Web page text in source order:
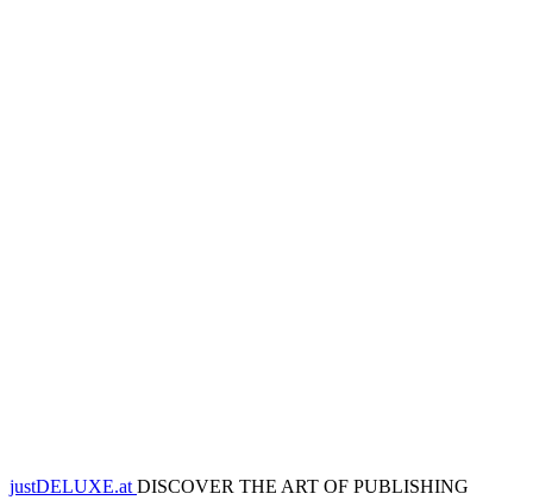
justDELUXE.at DISCOVER THE ART OF PUBLISHING